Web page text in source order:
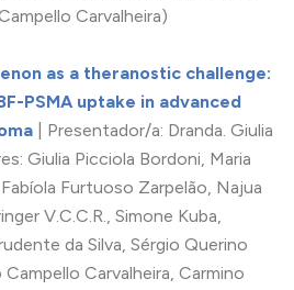
Carvalheira)
as a theranostic challenge:
PSMA uptake in advanced
| Presentador/a: Dranda. Giulia
Giulia Picciola Bordoni, Maria
Fabíola Furtuoso Zarpelão, Najua
V.C.C.R., Simone Kuba,
da Silva, Sérgio Querino
Carvalheira, Carmino